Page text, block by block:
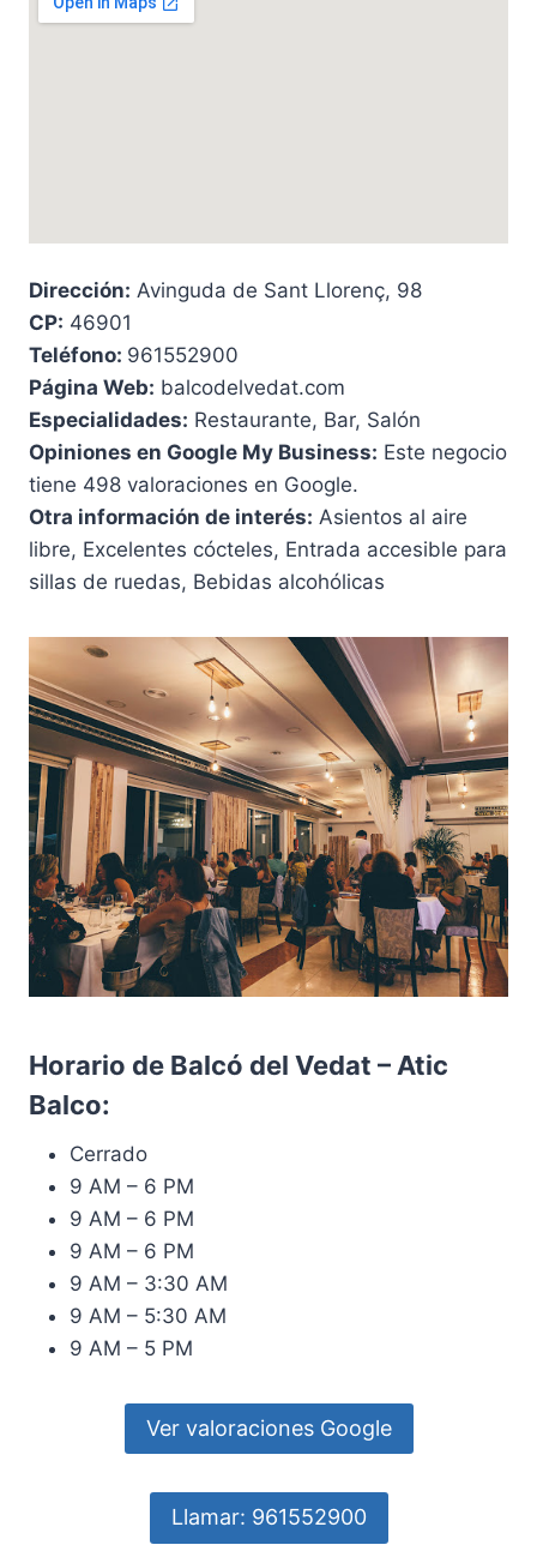
Dirección: Avinguda de Sant Llorenç, 98
CP: 46901
Teléfono: 961552900
Página Web: balcodelvedat.com
Especialidades: Restaurante, Bar, Salón
Opiniones en Google My Business: Este negocio
tiene 498 valoraciones en Google.
Otra información de interés: Asientos al aire
libre, Excelentes cócteles, Entrada accesible para
sillas de ruedas, Bebidas alcohólicas
Horario de Balcó del Vedat – Atic
Balco:
Cerrado
9 AM – 6 PM
9 AM – 6 PM
9 AM – 6 PM
9 AM – 3:30 AM
9 AM – 5:30 AM
9 AM – 5 PM
Ver valoraciones Google
Llamar: 961552900